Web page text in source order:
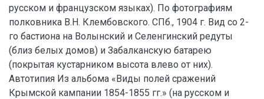
русском и французском языках). По фотографиям
полковника В.Н. Клембовского. СПб., 1904 г. Вид со 2-
го бастиона на Волынский и Селенгинский редуты
(близ белых домов) и Забалканскую батарею
(покрытая кустарником высота влево от них).
Автотипия Из альбома «Виды полей сражений
Крымской кампании 1854-1855 гг.» (на русском и